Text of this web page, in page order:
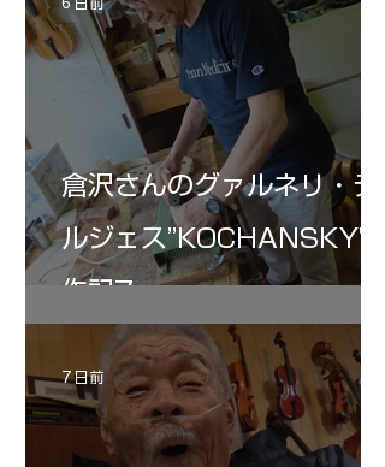
倉沢さんのグァルネリ・デ
ルジェス”KOCHANSKY"制
作記7
7 日前